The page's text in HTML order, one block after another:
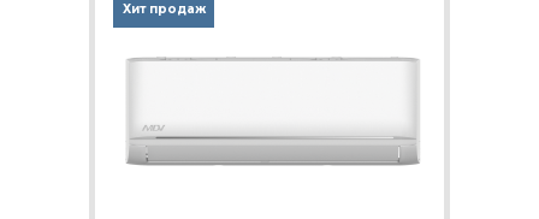
Хит продаж